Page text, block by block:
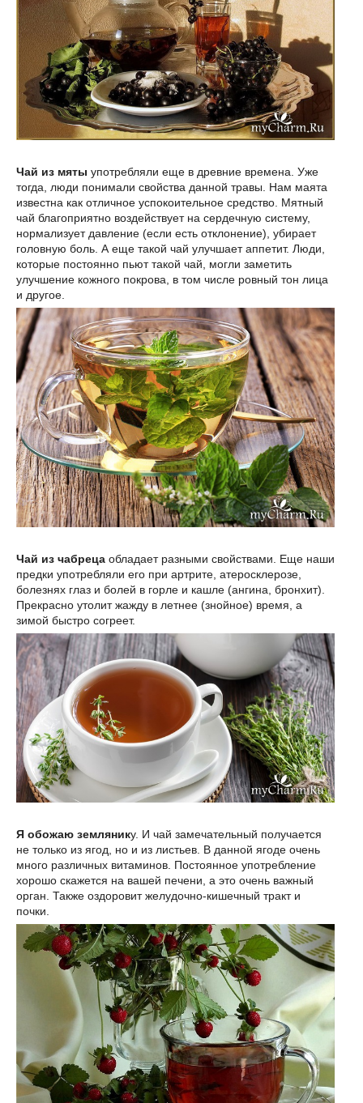
Чай из мяты употребляли еще в древние времена. Уже
тогда, люди понимали свойства данной травы. Нам маята
известна как отличное успокоительное средство. Мятный
чай благоприятно воздействует на сердечную систему,
нормализует давление (если есть отклонение), убирает
головную боль. А еще такой чай улучшает аппетит. Люди,
которые постоянно пьют такой чай, могли заметить
улучшение кожного покрова, в том числе ровный тон лица
и другое.
Чай из чабреца обладает разными свойствами. Еще наши
предки употребляли его при артрите, атеросклерозе,
болезнях глаз и болей в горле и кашле (ангина, бронхит).
Прекрасно утолит жажду в летнее (знойное) время, а
зимой быстро согреет.
Я обожаю землянику. И чай замечательный получается
не только из ягод, но и из листьев. В данной ягоде очень
много различных витаминов. Постоянное употребление
хорошо скажется на вашей печени, а это очень важный
орган. Также оздоровит желудочно-кишечный тракт и
почки.